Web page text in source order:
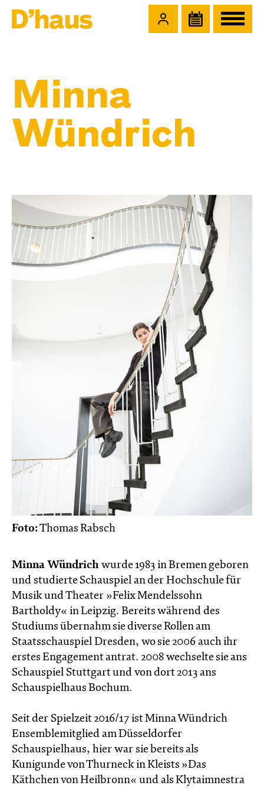
Minna
Wündrich
Foto:Thomas Rabsch
Minna Wündrich wurde 1983 in Bremen geboren
und studierte Schauspiel an der Hochschule für
Musik und Theater »Felix Mendelssohn
Bartholdy« in Leipzig. Bereits während des
Studiums übernahm sie diverse Rollen am
Staatsschauspiel Dresden, wo sie 2006 auch ihr
erstes Engagement antrat. 2008 wechselte sie ans
Schauspiel Stuttgart und von dort 2013 ans
Schauspielhaus Bochum.
Seit der Spielzeit 2016/17 ist Minna Wündrich
Ensemblemitglied am Düsseldorfer
Schauspielhaus, hier war sie bereits als
Kunigunde von Thurneck in Kleists »Das
Käthchen von Heilbronn« und als Klytaimnestra